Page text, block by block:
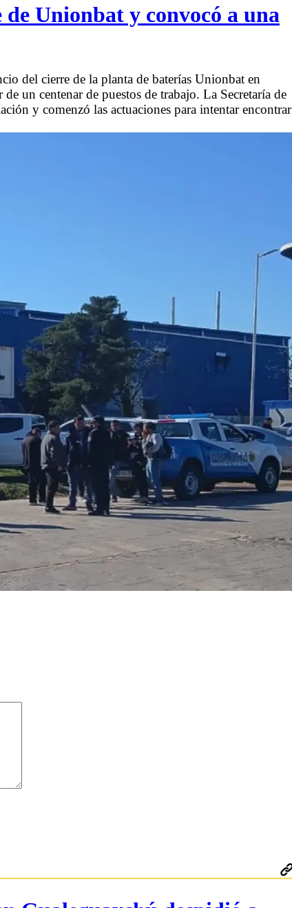
Unionbat y convocó a una
del cierre de la planta de baterías Unionbat en
un centenar de puestos de trabajo. La Secretaría de
y comenzó las actuaciones para intentar encontrar